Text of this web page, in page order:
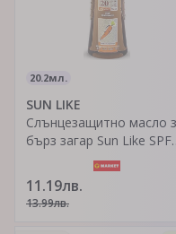
20.2мл.
SUN LIKE
Слънцезащитно масло
бърз загар Sun Like SPF
20, 200 мл спрей
11.19лв.
13.99лв.